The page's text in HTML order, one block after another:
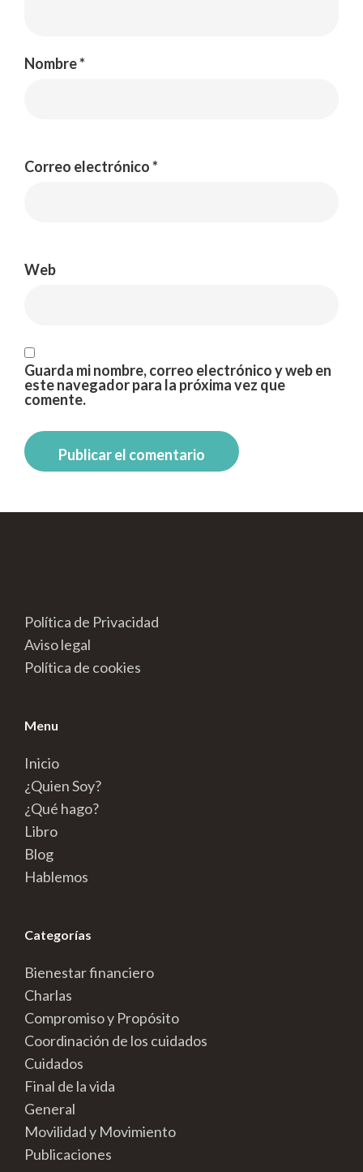
Nombre*
Correo electrónico*
Web
Guarda mi nombre, correo electrónico y web en
este navegador para la próxima vez que
comente.
Política de Privacidad
Aviso legal
Política de cookies
Menu
Inicio
¿Quien Soy?
¿Qué hago?
Libro
Blog
Hablemos
Categorías
Bienestar financiero
Charlas
Compromiso y Propósito
Coordinación de los cuidados
Cuidados
Final de la vida
General
Movilidad y Movimiento
Publicaciones